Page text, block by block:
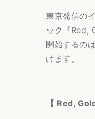
東京発信の
ック『Red,
開始するの
けます。
【 Red,